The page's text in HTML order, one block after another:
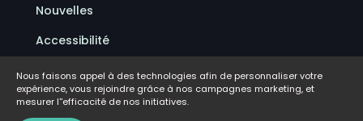
Nouvelles
Accessibilité
Politique de confidentialité
Conditions d'utilisation
Nous faisons appel à des technologies afin de personnaliser votre
expérience, vous rejoindre grâce à nos campagnes marketing, et
mesurer l''efficacité de nos initiatives.